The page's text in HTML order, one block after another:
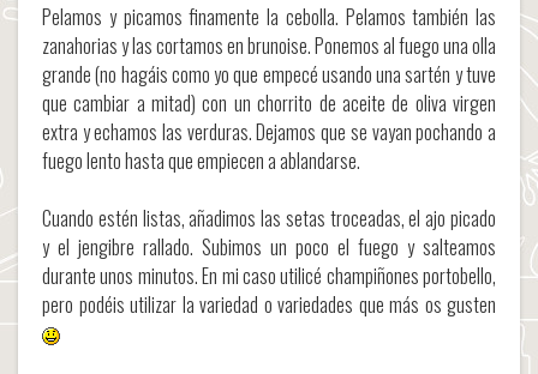
Pelamos y picamos finamente la cebolla. Pelamos también las
zanahorias y las cortamos en brunoise. Ponemos al fuego una olla
grande (no hagáis como yo que empecé usando una sartén y tuve
que cambiar a mitad) con un chorrito de aceite de oliva virgen
extra y echamos las verduras. Dejamos que se vayan pochando a
fuego lento hasta que empiecen a ablandarse.
Cuando estén listas, añadimos las setas troceadas, el ajo picado
y el jengibre rallado. Subimos un poco el fuego y salteamos
durante unos minutos. En mi caso utilicé champiñones portobello,
pero podéis utilizar la variedad o variedades que más os gusten